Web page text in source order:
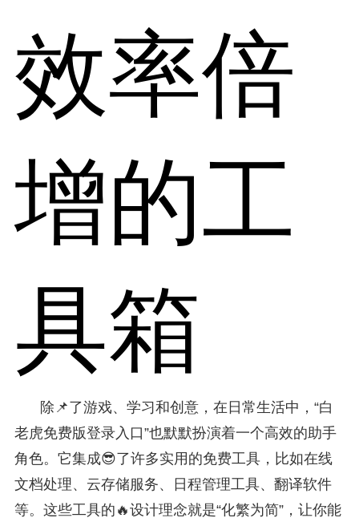
效率倍
增的工
具箱
除📌了游戏、学习和创意，在日常生活中，“白
老虎免费版登录入口”也默默扮演着一个高效的助手
角色。它集成😎了许多实用的免费工具，比如在线
文档处理、云存储服务、日程管理工具、翻译软件
等。这些工具的🔥设计理念就是“化繁为简”，让你能